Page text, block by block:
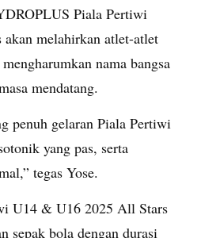
Piala Pertiwi
melahirkan atlet-atlet
nama bangsa
mendatang.
penuh gelaran Piala Pertiwi
yang pas, serta
tegas Yose.
U14 & U16 2025 All Stars
sepak bola dengan durasi